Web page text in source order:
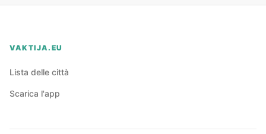
VAKTIJA.EU
Lista delle città
Scarica l'app